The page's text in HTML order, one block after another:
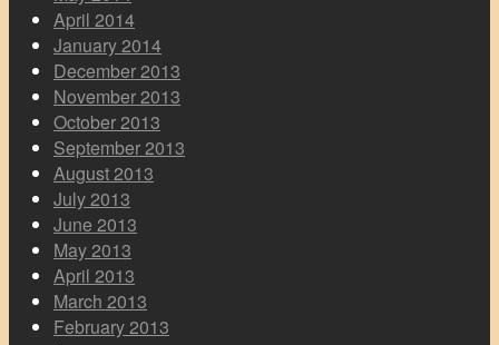
April 2014
January 2014
December 2013
November 2013
October 2013
September 2013
August 2013
July 2013
June 2013
May 2013
April 2013
March 2013
February 2013